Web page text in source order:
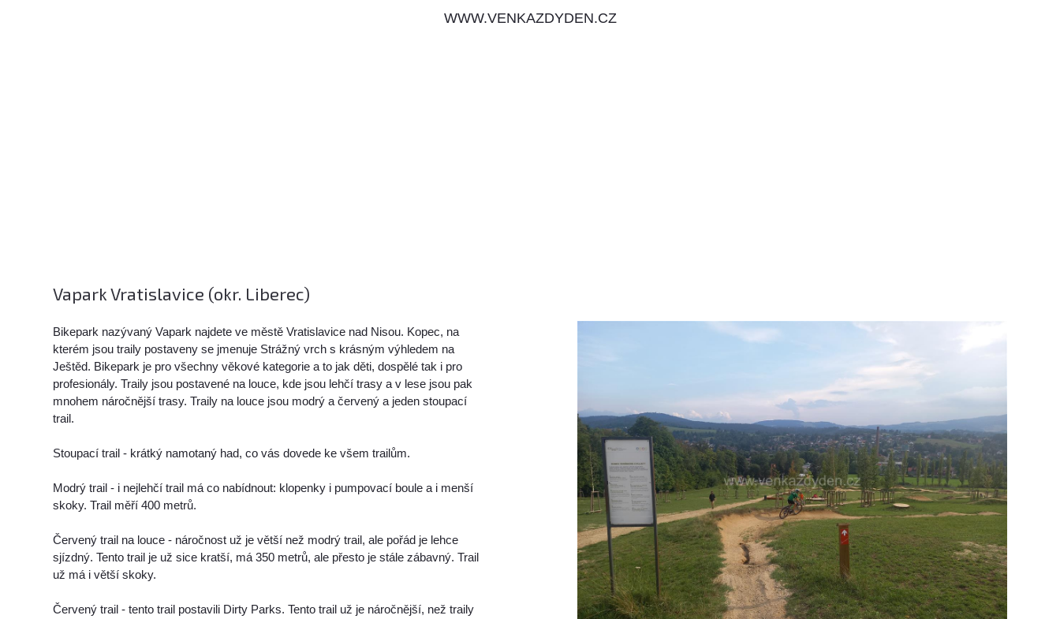
WWW.VENKAZDYDEN.CZ
Vapark Vratislavice (okr. Liberec)
Bikepark nazývaný Vapark najdete ve městě Vratislavice nad Nisou. Kopec, na
kterém jsou traily postaveny se jmenuje Strážný vrch s krásným výhledem na
Ještěd. Bikepark je pro všechny věkové kategorie a to jak děti, dospělé tak i pro
profesionály. Traily jsou postavené na louce, kde jsou lehčí trasy a v lese jsou pak
mnohem náročnější trasy. Traily na louce jsou modrý a červený a jeden stoupací
trail.
Stoupací trail - krátký namotaný had, co vás dovede ke všem trailům.
Modrý trail - i nejlehčí trail má co nabídnout: klopenky i pumpovací boule a i menší
skoky. Trail měří 400 metrů.
Červený trail na louce - náročnost už je větší než modrý trail, ale pořád je lehce
sjízdný. Tento trail je už sice kratší, má 350 metrů, ale přesto je stále zábavný. Trail
už má i větší skoky.
Červený trail - tento trail postavili Dirty Parks. Tento trail už je náročnější, než traily